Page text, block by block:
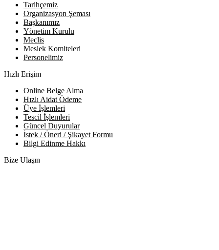
Tarihçemiz
Organizasyon Şeması
Başkanımız
Yönetim Kurulu
Meclis
Meslek Komiteleri
Personelimiz
Hızlı Erişim
Online Belge Alma
Hızlı Aidat Ödeme
Üye İşlemleri
Tescil İşlemleri
Güncel Duyurular
İstek / Öneri / Şikayet Formu
Bilgi Edinme Hakkı
Bize Ulaşın